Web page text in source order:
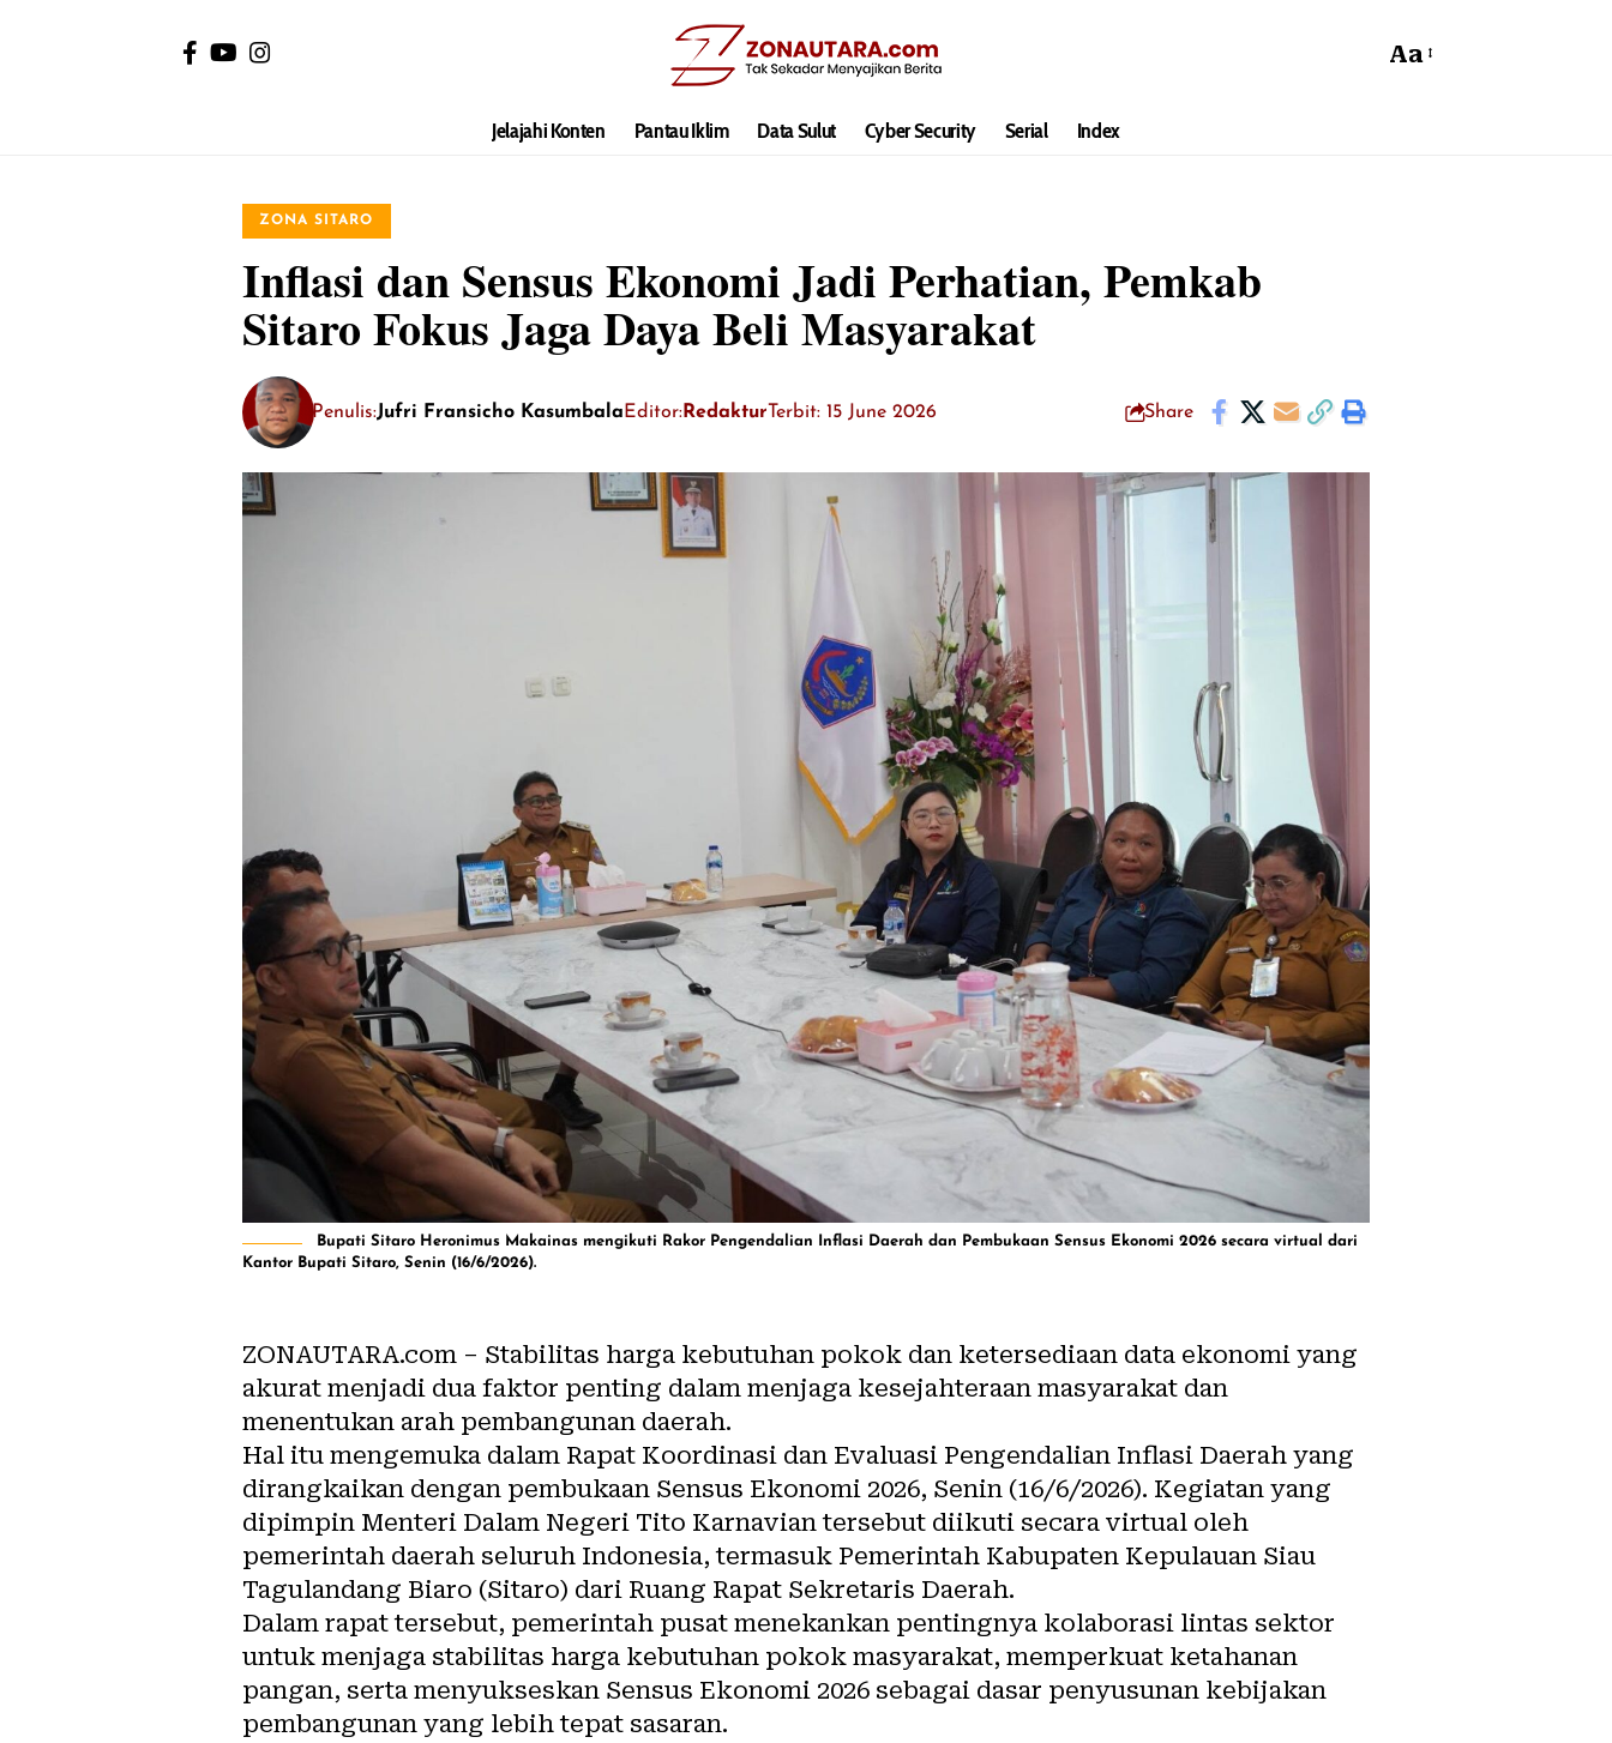
Aa
Jelajahi Konten Pantau Iklim Data Sulut Cyber Security Serial Index
ZONA SITARO
Inflasi dan Sensus Ekonomi Jadi Perhatian, Pemkab
Sitaro Fokus Jaga Daya Beli Masyarakat
Penulis:Jufri Fransicho Kasumbala Editor:Redaktur Terbit: 15 June 2026 Share
Bupati Sitaro Heronimus Makainas mengikuti Rakor Pengendalian Inflasi Daerah dan Pembukaan Sensus Ekonomi 2026 secara virtual dari
Kantor Bupati Sitaro, Senin (16/6/2026).
ZONAUTARA.com – Stabilitas harga kebutuhan pokok dan ketersediaan data ekonomi yang
akurat menjadi dua faktor penting dalam menjaga kesejahteraan masyarakat dan
menentukan arah pembangunan daerah.
Hal itu mengemuka dalam Rapat Koordinasi dan Evaluasi Pengendalian Inflasi Daerah yang
dirangkaikan dengan pembukaan Sensus Ekonomi 2026, Senin (16/6/2026). Kegiatan yang
dipimpin Menteri Dalam Negeri Tito Karnavian tersebut diikuti secara virtual oleh
pemerintah daerah seluruh Indonesia, termasuk Pemerintah Kabupaten Kepulauan Siau
Tagulandang Biaro (Sitaro) dari Ruang Rapat Sekretaris Daerah.
Dalam rapat tersebut, pemerintah pusat menekankan pentingnya kolaborasi lintas sektor
untuk menjaga stabilitas harga kebutuhan pokok masyarakat, memperkuat ketahanan
pangan, serta menyukseskan Sensus Ekonomi 2026 sebagai dasar penyusunan kebijakan
pembangunan yang lebih tepat sasaran.